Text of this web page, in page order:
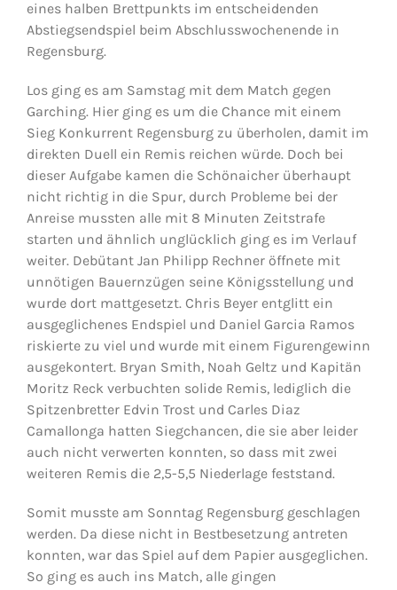
eines halben Brettpunkts im entscheidenden
Abstiegsendspiel beim Abschlusswochenende in
Regensburg.
Los ging es am Samstag mit dem Match gegen
Garching. Hier ging es um die Chance mit einem
Sieg Konkurrent Regensburg zu überholen, damit im
direkten Duell ein Remis reichen würde. Doch bei
dieser Aufgabe kamen die Schönaicher überhaupt
nicht richtig in die Spur, durch Probleme bei der
Anreise mussten alle mit 8 Minuten Zeitstrafe
starten und ähnlich unglücklich ging es im Verlauf
weiter. Debütant Jan Philipp Rechner öffnete mit
unnötigen Bauernzügen seine Königsstellung und
wurde dort mattgesetzt. Chris Beyer entglitt ein
ausgeglichenes Endspiel und Daniel Garcia Ramos
riskierte zu viel und wurde mit einem Figurengewinn
ausgekontert. Bryan Smith, Noah Geltz und Kapitän
Moritz Reck verbuchten solide Remis, lediglich die
Spitzenbretter Edvin Trost und Carles Diaz
Camallonga hatten Siegchancen, die sie aber leider
auch nicht verwerten konnten, so dass mit zwei
weiteren Remis die 2,5-5,5 Niederlage feststand.
Somit musste am Sonntag Regensburg geschlagen
werden. Da diese nicht in Bestbesetzung antreten
konnten, war das Spiel auf dem Papier ausgeglichen.
So ging es auch ins Match, alle gingen